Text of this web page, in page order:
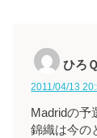
ひろＱ
2011/04/13
Madridの予
錦織は今の